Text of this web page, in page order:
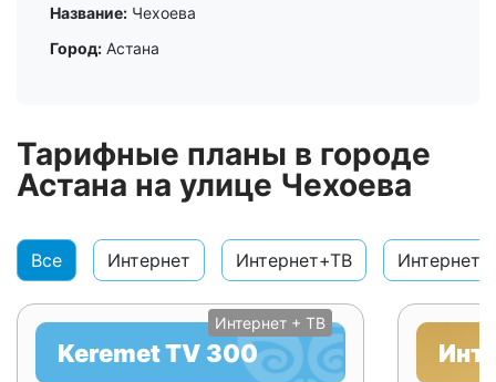
возможность
названию ЖК
Подключиться к
Название: Чехоева
Город: Астана
Тарифные планы в городе
Астана на улице Чехоева
Все Интернет Интернет+ТВ
Интернет + ТВ
Keremet TV 300